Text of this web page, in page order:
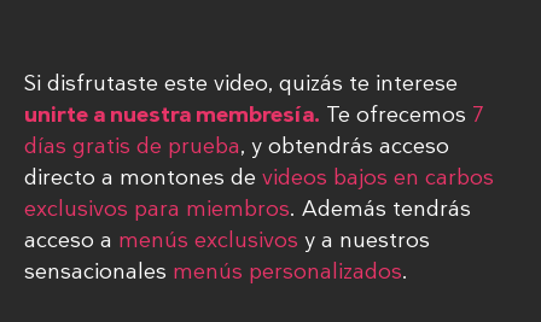
Si disfrutaste este video, quizás te interese
unirte a nuestra membresía. Te ofrecemos 7
días gratis de prueba, y obtendrás acceso
directo a montones de videos bajos en carbos
exclusivos para miembros. Además tendrás
acceso a menús exclusivos y a nuestros
sensacionales menús personalizados.